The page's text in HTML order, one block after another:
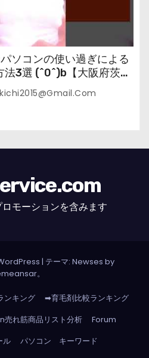
ソコンの使い過ぎによる
法3選 (^0^)b【大阪府茨木
体師が教えます。】
モーションを含みます
| テーマ: Newses by
。
ンキング
➡育毛剤比較ランキング
れ筋商品リスト分析
Forum
ル
パソコン キーワード